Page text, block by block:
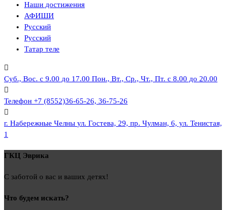
Наши достижения
АФИШИ
Русский
Русский
Татар теле
Суб., Вос. с 9.00 до 17.00 Пон., Вт., Ср., Чт., Пт. с 8.00 до 20.00
Телефон +7 (8552)36-65-26, 36-75-26
г. Набережные Челны ул. Гостева, 29, пр. Чулман, 6, ул. Тенистая,
1
ГКЦ Эврика
С заботой о вас и ваших детях!
Что будем искать?